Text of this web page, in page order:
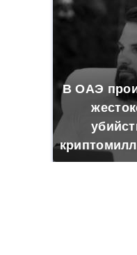
В ОАЭ